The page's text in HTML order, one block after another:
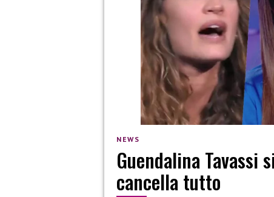
NEWS
Guendalina Tavassi
cancella tutto